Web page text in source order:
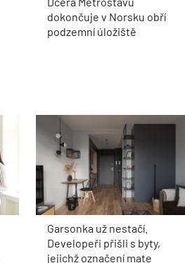
dokončuje v Norsku obří
podzemní úložiště
Garsonka už nestačí.
Developeři přišli s byty,
jejichž označení mate